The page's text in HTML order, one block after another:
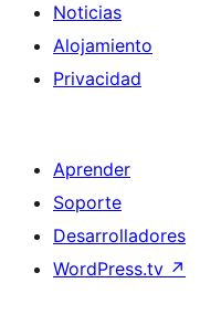
Noticias
Alojamiento
Privacidad
Aprender
Soporte
Desarrolladores
WordPress.tv ↗